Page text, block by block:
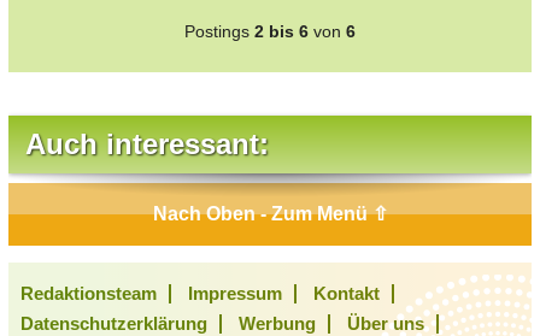
Postings 2 bis 6 von 6
Auch interessant:
Nach Oben - Zum Menü ⇧
Redaktionsteam Impressum
Kontakt
Datenschutzerklärung
Werbung
Über uns